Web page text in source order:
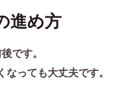
進め方
です。
っても大丈夫です。